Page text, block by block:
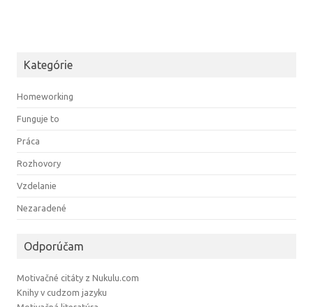
Kategórie
Homeworking
Funguje to
Práca
Rozhovory
Vzdelanie
Nezaradené
Odporúčam
Motivačné citáty z Nukulu.com
Knihy v cudzom jazyku